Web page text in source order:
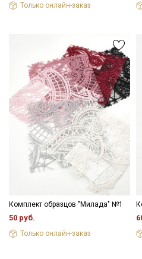
Только онлайн-заказ
Комплект образцов "Милада" №1
50 руб.
Только онлайн-заказ
Ознакомлен(а) сПолитикой
данныхи даюСогласие на
данных
ДаюСогласие на
информационных рассылок